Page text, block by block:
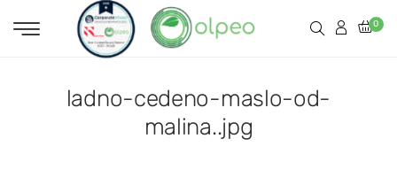
0
ladno-cedeno-maslo-od-
malina..jpg